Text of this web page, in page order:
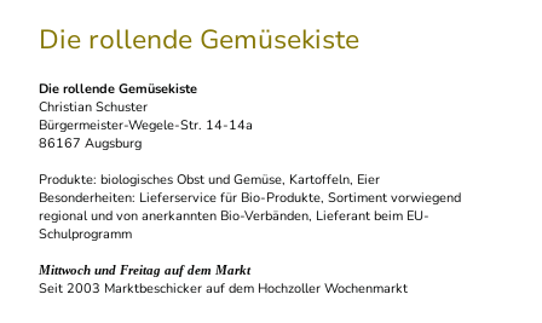
Die rollende Gemüsekiste
Die rollende Gemüsekiste
Christian Schuster
Bürgermeister-Wegele-Str. 14-14a
86167 Augsburg
Produkte: biologisches Obst und Gemüse, Kartoffeln, Eier
Besonderheiten: Lieferservice für Bio-Produkte, Sortiment vorwiegend
regional und von anerkannten Bio-Verbänden, Lieferant beim EU-
Schulprogramm
Mittwoch und Freitag auf dem Markt
Seit 2003 Marktbeschicker auf dem Hochzoller Wochenmarkt